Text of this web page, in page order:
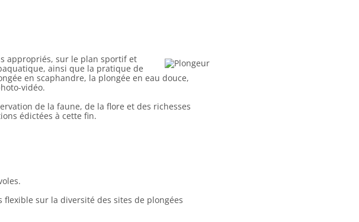
appropriés, sur le plan sportif et
ainsi que la pratique de
en scaphandre, la plongée en eau douce,
vidéo.
de la faune, de la flore et des richesses
édictées à cette fin.
sur la diversité des sites de plongées